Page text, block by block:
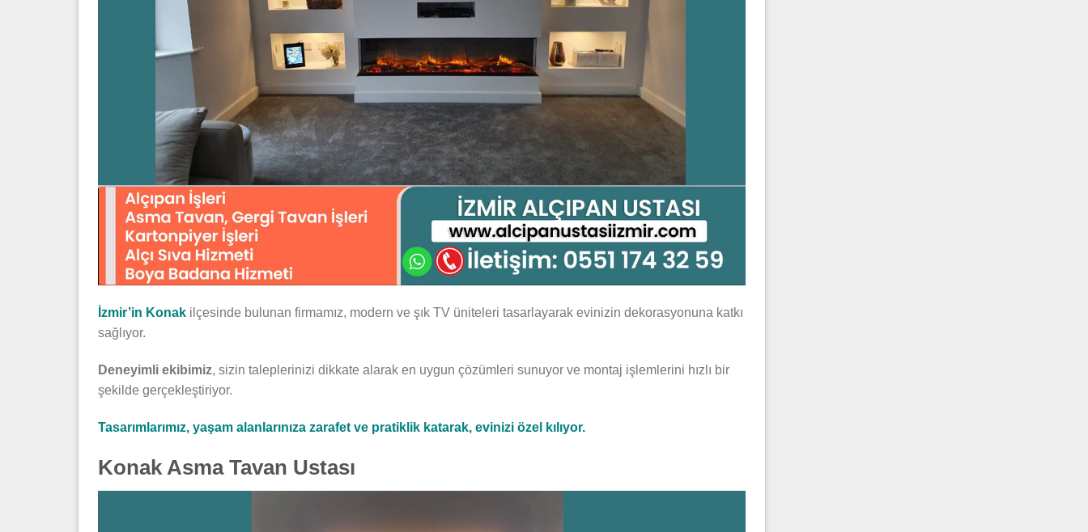
İzmir’in Konak ilçesinde bulunan firmamız, modern ve şık TV üniteleri tasarlayarak evinizin dekorasyonuna katkı
sağlıyor.
Deneyimli ekibimiz, sizin taleplerinizi dikkate alarak en uygun çözümleri sunuyor ve montaj işlemlerini hızlı bir
şekilde gerçekleştiriyor.
Tasarımlarımız, yaşam alanlarınıza zarafet ve pratiklik katarak, evinizi özel kılıyor.
Konak Asma Tavan Ustası